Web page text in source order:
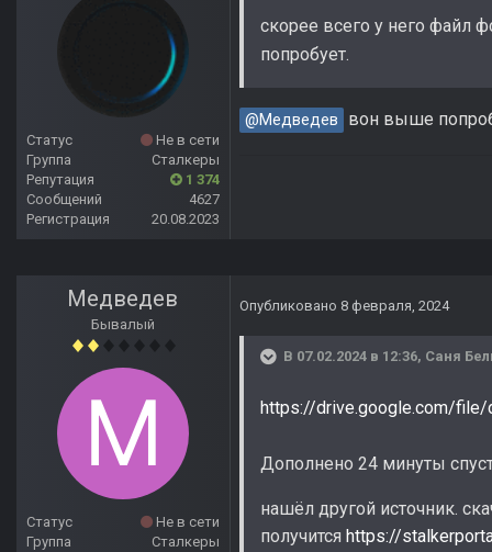
Статус
Не в сети
Группа
Сталкеры
Репутация
1 374
Сообщений
4627
Регистрация
20.08.2023
скорее всего у него файл
попробует.
@Медведев вон выше
Медведев
Бывалый
Статус
Не в сети
Группа
Сталкеры
Опубликовано 8 февраля, 2024
В 07.02.2024 в 12:36, Саня
https://drive.google.com/
Дополнено 24 минуты
нашёл другой источник.
получится https://